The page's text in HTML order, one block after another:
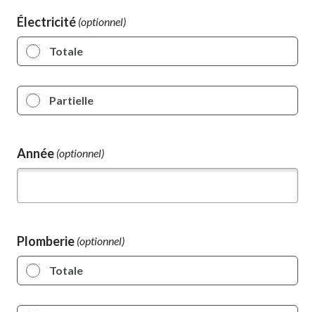
Électricité
Totale
Partielle
Année (optionnel)
Plomberie
Totale